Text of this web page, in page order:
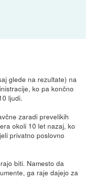
glede na rezultate) na
ko pa končno
ljudi.
zaradi prevelikih
okoli 10 let nazaj, ko
privatno poslovno
biti. Namesto da
ga raje dajejo za